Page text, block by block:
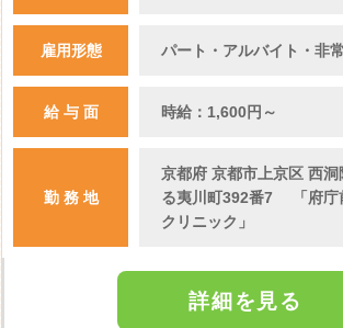
雇用形態 パート・アルバイト・非
給 与 面 時給：1,600円～
勤 務 地
京都府 京都市上京区 西
る夷川町392番7 「府庁
クリニック」
詳細を見る